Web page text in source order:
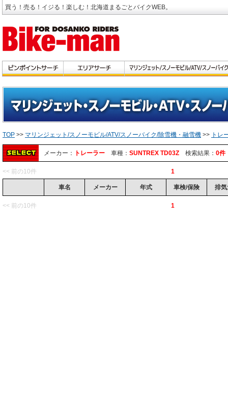
買う！売る！イジる！楽しむ！北海道まるごとバイクWEB。
TOP >> マリンジェット/スノーモビル/ATV/スノーバイク/除雪機・融雪機 >> トレ
メーカー： トレーラー 車種： SUNTREX TD03Z 検索結果： 0件
<< 前の10件 1
車名 メーカー 年式 車検/保険 排
<< 前の10件 1